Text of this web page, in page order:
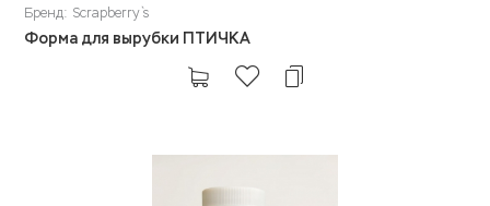
Бренд: Scrapberry`s
Форма для вырубки ПТИЧКА